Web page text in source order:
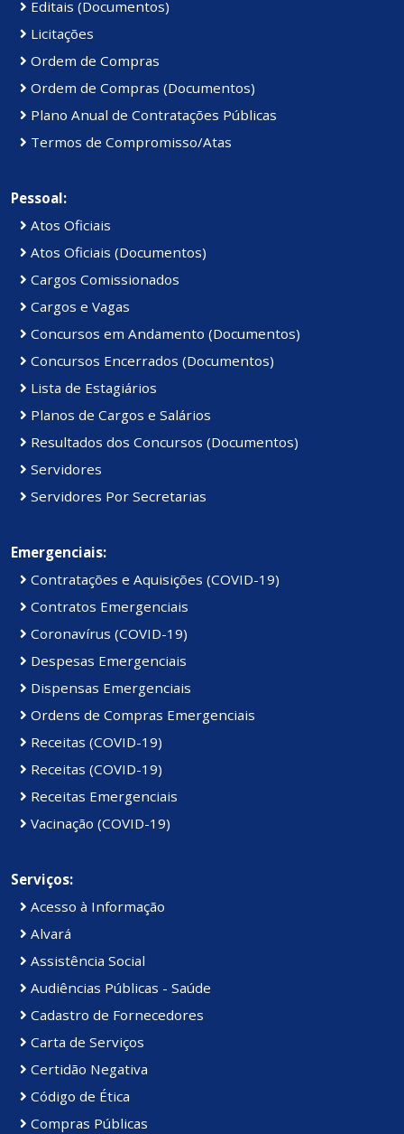
Editais (Documentos)
Licitações
Ordem de Compras
Ordem de Compras (Documentos)
Plano Anual de Contratações Públicas
Termos de Compromisso/Atas
Pessoal:
Atos Oficiais
Atos Oficiais (Documentos)
Cargos Comissionados
Cargos e Vagas
Concursos em Andamento (Documentos)
Concursos Encerrados (Documentos)
Lista de Estagiários
Planos de Cargos e Salários
Resultados dos Concursos (Documentos)
Servidores
Servidores Por Secretarias
Emergenciais:
Contratações e Aquisições (COVID-19)
Contratos Emergenciais
Coronavírus (COVID-19)
Despesas Emergenciais
Dispensas Emergenciais
Ordens de Compras Emergenciais
Receitas (COVID-19)
Receitas (COVID-19)
Receitas Emergenciais
Vacinação (COVID-19)
Serviços:
Acesso à Informação
Alvará
Assistência Social
Audiências Públicas - Saúde
Cadastro de Fornecedores
Carta de Serviços
Certidão Negativa
Código de Ética
Compras Públicas